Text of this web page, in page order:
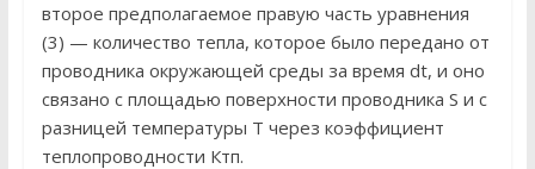
второе предполагаемое правую часть уравнения
(3) — количество тепла, которое было передано от
проводника окружающей среды за время dt, и оно
связано с площадью поверхности проводника S и с
разницей температуры Т через коэффициент
теплопроводности Ктп.